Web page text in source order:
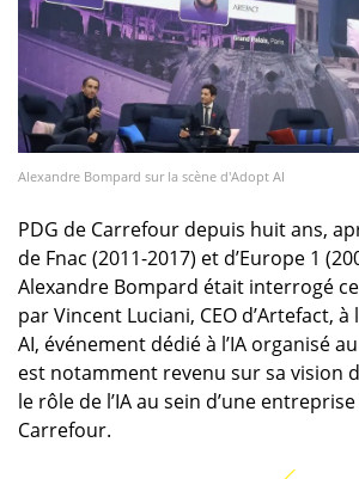
Alexandre Bompard sur la scène d'Adopt AI
PDG de Carrefour depuis huit ans,
de Fnac (2011-2017) et d’Europe 1
Alexandre Bompard était interrogé
par Vincent Luciani, CEO d’Artefact, à
AI, événement dédié à l’IA organisé
est notamment revenu sur sa vision
le rôle de l’IA au sein d’une
Carrefour.